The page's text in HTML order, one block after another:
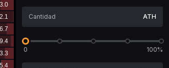
ATH
0 100%